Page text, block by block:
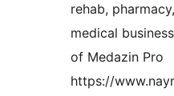
rehab,
medical
of Medazin Pro
https://